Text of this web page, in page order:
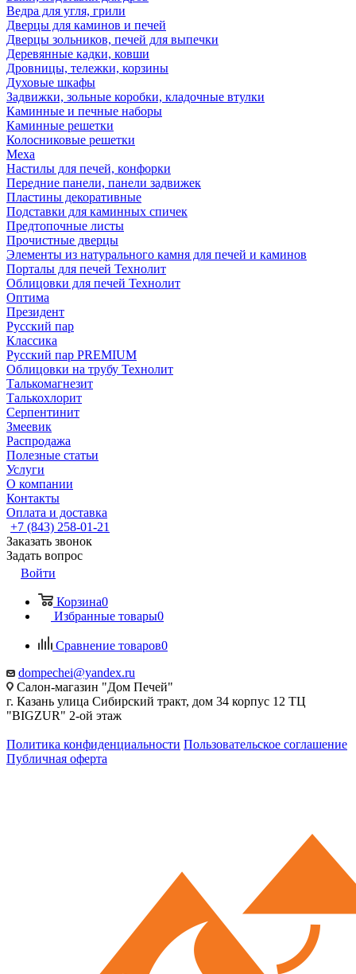
Ведра для угля, грили
Дверцы для каминов и печей
Дверцы зольников, печей для выпечки
Деревянные кадки, ковши
Дровницы, тележки, корзины
Духовые шкафы
Задвижки, зольные коробки, кладочные втулки
Каминные и печные наборы
Каминные решетки
Колосниковые решетки
Меха
Настилы для печей, конфорки
Передние панели, панели задвижек
Пластины декоративные
Подставки для каминных спичек
Предтопочные листы
Прочистные дверцы
Элементы из натурального камня для печей и каминов
Порталы для печей Технолит
Облицовки для печей Технолит
Оптима
Президент
Русский пар
Классика
Русский пар PREMIUM
Облицовки на трубу Технолит
Талькомагнезит
Талькохлорит
Серпентинит
Змеевик
Распродажа
Полезные статьи
Услуги
О компании
Контакты
Оплата и доставка
+7 (843) 258-01-21
Заказать звонок
Задать вопрос
Войти
Корзина0
Избранные товары0
Сравнение товаров0
dompechei@yandex.ru
Салон-магазин "Дом Печей"
г. Казань улица Сибирский тракт, дом 34 корпус 12 ТЦ
"BIGZUR" 2-ой этаж
Политика конфиденциальности Пользовательское соглашение
Публичная оферта